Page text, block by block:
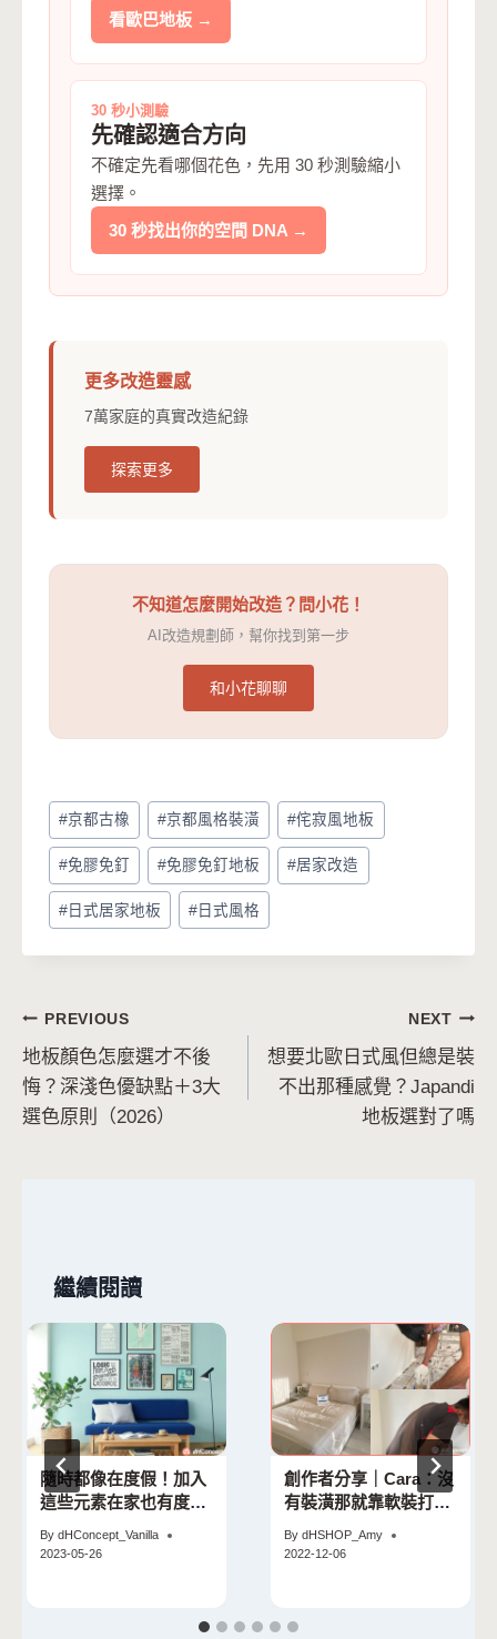
看歐巴地板 →
30 秒小測驗
先確認適合方向
不確定先看哪個花色，先用 30 秒測驗縮小
選擇。
30 秒找出你的空間 DNA →
更多改造靈感
7萬家庭的真實改造紀錄
探索更多
不知道怎麼開始改造？問小花！
AI改造規劃師，幫你找到第一步
和小花聊聊
Post
Tags:
#京都古橡 #京都風格裝潢 #侘寂風地板
#免膠免釘 #免膠免釘地板 #居家改造
# 日式居家地板 # 日式風格
文
章
導
PREVIOUS
地板顏色怎麼選才不後
悔？深淺色優缺點＋3大
選色原則（2026）
NEXT
想要北歐日式風但總是裝
不出那種感覺？Japandi
地板選對了嗎
繼續閱讀
隨時都像在度假！加入
這些元素在家也有度假
By dHConcept_Vanilla
2023-05-26
創作者分享｜Cara：沒
有裝潢那就靠軟裝打造
By dHSHOP_Amy
2022-12-06